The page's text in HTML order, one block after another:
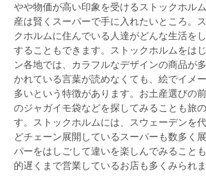
やや物価が高い印象を受けるストックホル
産は賢くスーパーで手に入れたいところ。
クホルムに住んでいる人達がどんな生活を
することもできます。ストックホルムをは
ン各地では、カラフルなデザインの商品が
かれている言葉が読めなくても、絵でイメ
多いという特徴があります。お土産選びの
のジャガイモ袋などを探してみることも旅
す。ストックホルムには、スウェーデンを
どチェーン展開しているスーパーも数多く
パーをはしごして違いを楽しんでみること
的遅くまで営業しているお店も多くみられま